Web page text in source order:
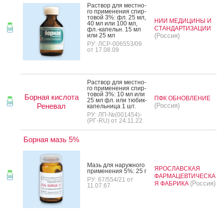
Рас­твор для мес­тно­
го при­мене­ния спир­
то­вой 3%: фл. 25 мл,
40 мл или 100 мл,
фл.-ка­пельн. 15 мл
или 25 мл
РУ: ЛСР-006553/09
от 17.08.09
НИИ МЕДИЦИНЫ И
СТАНДАРТИЗАЦИИ
(Россия)
Борная кислота
Реневал
Рас­твор для мес­тно­
го при­мене­ния спир­
то­вой 3%: 10 мл или
25 мл фл. или тю­бик-
ка­пель­ни­ца 1 шт.
РУ: ЛП-№(001454)-
(РГ-RU) от 24.11.22
ПФК ОБНОВЛЕНИЕ
(Россия)
Борная мазь 5%
Мазь для на­руж­но­го
при­мене­ния 5%: 25 г
РУ: 67/554/21 от
11.07.67
ЯРОСЛАВСКАЯ
ФАРМАЦЕВТИЧЕСКА
Я ФАБРИКА (Россия)